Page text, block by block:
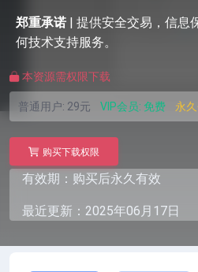
郑重承诺 | 提供安全交易，信息
何技术支持服务。
本资源需权限下载
普通用户: 29元 VIP会员: 免费 永
购买下载权限
有效期：购买后永久有效
最近更新：2025年06月17日